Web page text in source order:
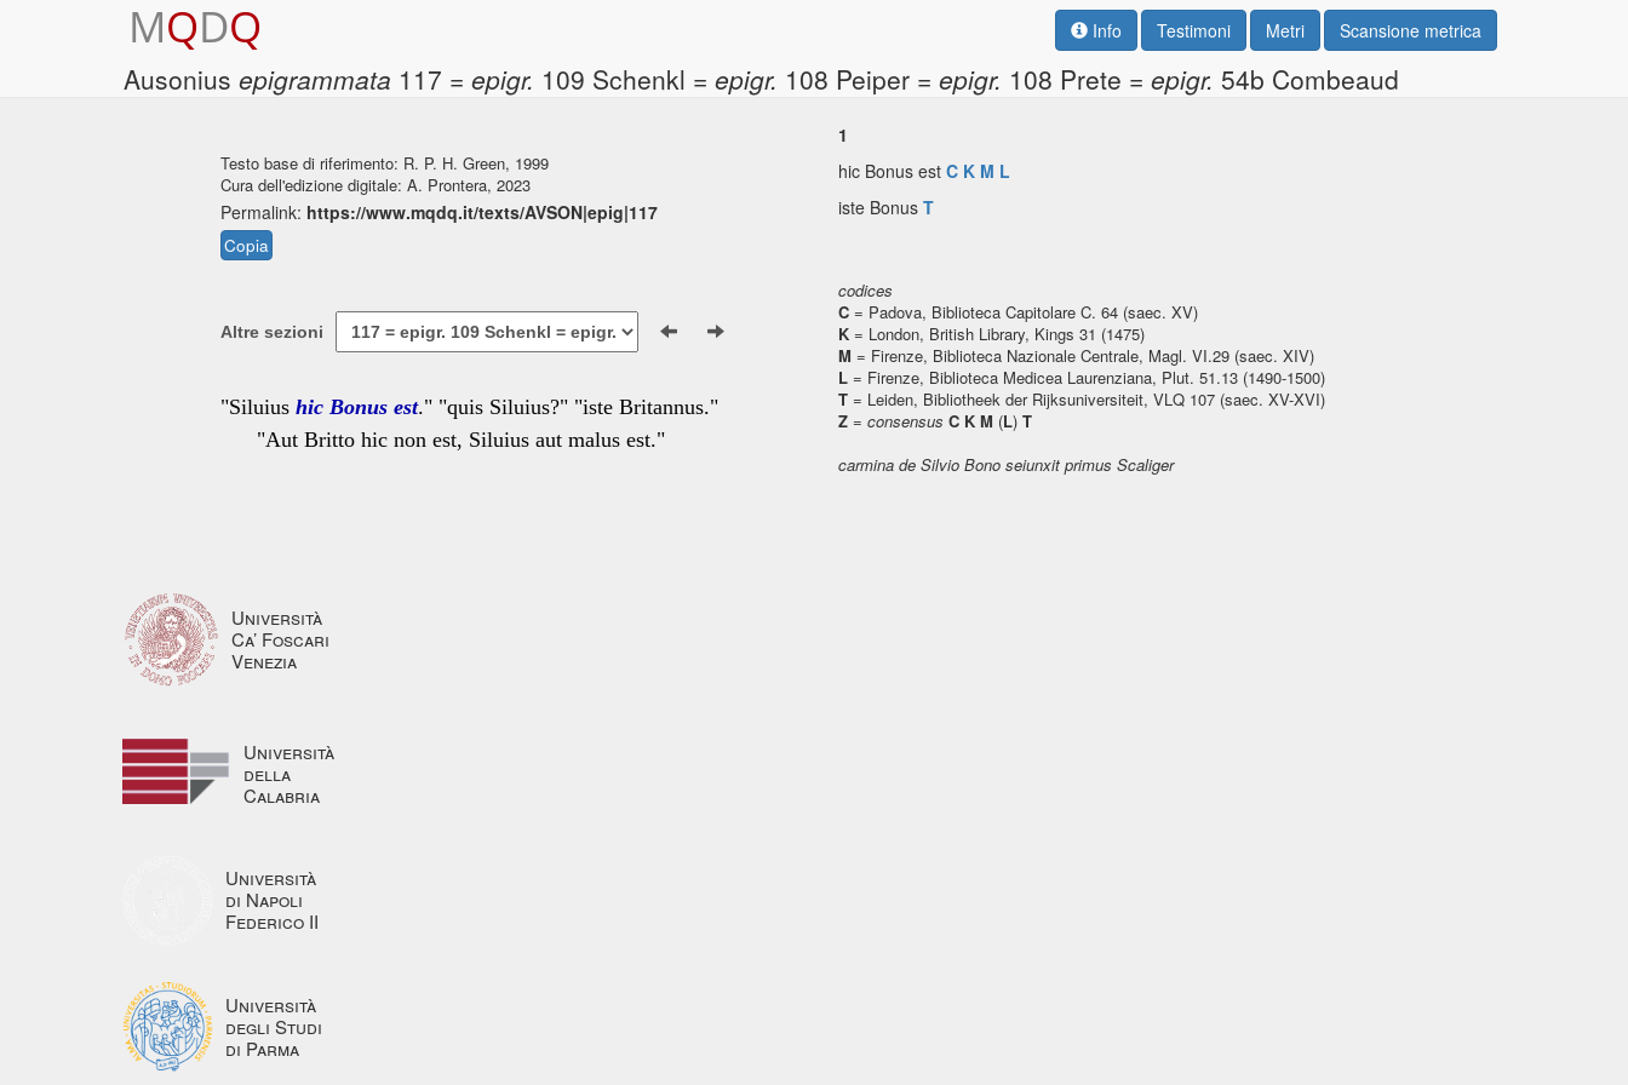
MQDQ Info Testimoni Metri Scansione metrica
Ausonius epigrammata 117 = epigr. 109 Schenkl = epigr. 108 Peiper = epigr. 108 Prete = epigr. 54b Combeaud
Testo base di riferimento: R. P. H. Green, 1999
Cura dell'edizione digitale: A. Prontera, 2023
Permalink: https://www.mqdq.it/texts/AVSON|epig|117
Copia
Altre sezioni
"Siluius hic Bonus est." "quis Siluius?" "iste Britannus."
"Aut Britto hic non est, Siluius aut malus est."
1
hic Bonus est C K M L
iste Bonus T
codices
C = Padova, Biblioteca Capitolare C. 64 (saec. XV)
K = London, British Library, Kings 31 (1475)
M = Firenze, Biblioteca Nazionale Centrale, Magl. VI.29 (saec. XIV)
L = Firenze, Biblioteca Medicea Laurenziana, Plut. 51.13 (1490-1500)
T = Leiden, Bibliotheek der Rijksuniversiteit, VLQ 107 (saec. XV-XVI)
Z = consensus C K M (L) T
carmina de Silvio Bono seiunxit primus Scaliger
Università
Ca’ Foscari
Venezia
Università
della
Calabria
Università
di Napoli
Federico II
Università
degli Studi
di Parma